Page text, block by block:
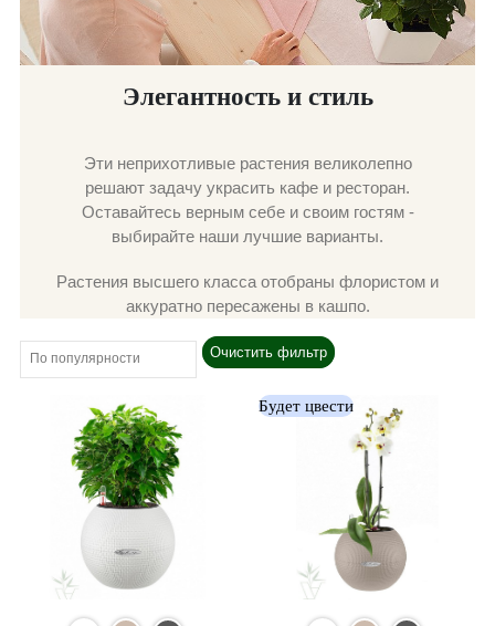
Элегантность и стиль
Эти неприхотливые растения великолепно
решают задачу украсить кафе и ресторан.
Оставайтесь верным себе и своим гостям -
выбирайте наши лучшие варианты.
Растения высшего класса отобраны флористом и
аккуратно пересажены в кашпо.
Очистить фильтр
Будет цвести